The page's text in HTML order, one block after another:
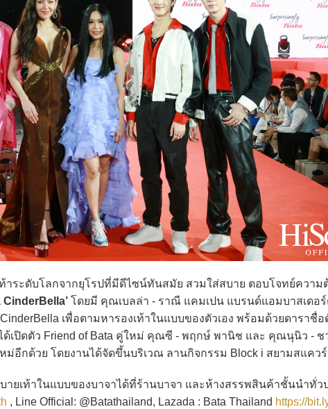
าระดับโลกจากยุโรปที่มีดีไซน์ทันสมัย สวมใส่สบาย ตอบโจทย์ความ
โดยมี คุณเบลล่า - ราณี แคมเปน แบรนด์แอมบาสเดอร์
เพื่อตามหารองเท้าในแบบของตัวเอง พร้อมด้วยดาราชื่
เปิดตัว Friend of Bata คู่ใหม่ คุณซี - พฤกษ์ พานิช และ คุณนุนิว - ช
ม่อีกด้วย โดยงานได้จัดขึ้นบริเวณ ลานกิจกรรม Block i สยามสแควร์
าในแบบของบาจาได้ที่ร้านบาจา และห้างสรรพสินค้าชั้นนำทั่วป
, Line Official: @Batathailand, Lazada : Bata Thailand https://